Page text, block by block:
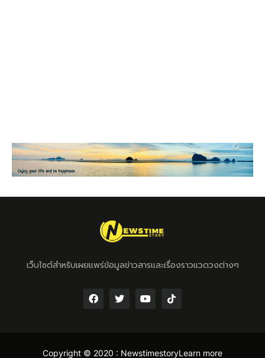
เว็บไซต์สำหรับเผยแพร่ข้อมูลข่าวสารและเรื่องราวแวดวงต่างๆ
Copyright © 2020 : NewstimestoryLearn more